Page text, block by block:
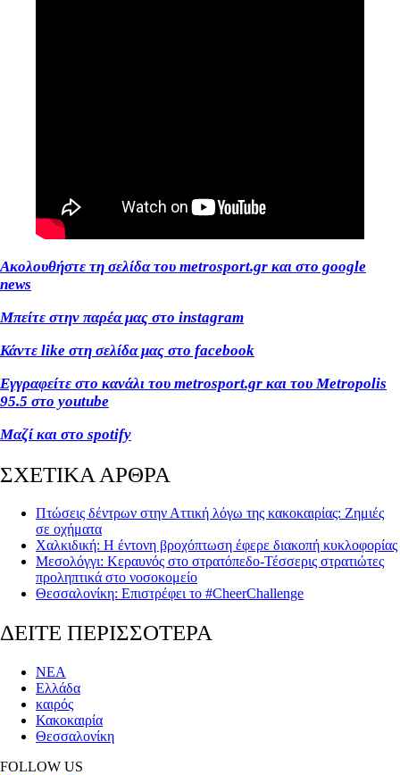
Ακολουθήστε τη σελίδα του metrosport.gr και στο google
news
Μπείτε στην παρέα μας στο instagram
Κάντε like στη σελίδα μας στο facebook
Εγγραφείτε στο κανάλι του metrosport.gr και του Metropolis
95.5 στο youtube
Μαζί και στο spotify
ΣΧΕΤΙΚΑ ΑΡΘΡΑ
Πτώσεις δέντρων στην Αττική λόγω της κακοκαιρίας: Ζημιές
σε οχήματα
Χαλκιδική: H έντονη βροχόπτωση έφερε διακοπή κυκλοφορίας
Μεσολόγγι: Κεραυνός στο στρατόπεδο-Τέσσερις στρατιώτες
προληπτικά στο νοσοκομείο
Θεσσαλονίκη: Επιστρέφει το #CheerChallenge
ΔΕΙΤΕ ΠΕΡΙΣΣΟΤΕΡΑ
ΝΕΑ
Ελλάδα
καιρός
Κακοκαιρία
Θεσσαλονίκη
FOLLOW US